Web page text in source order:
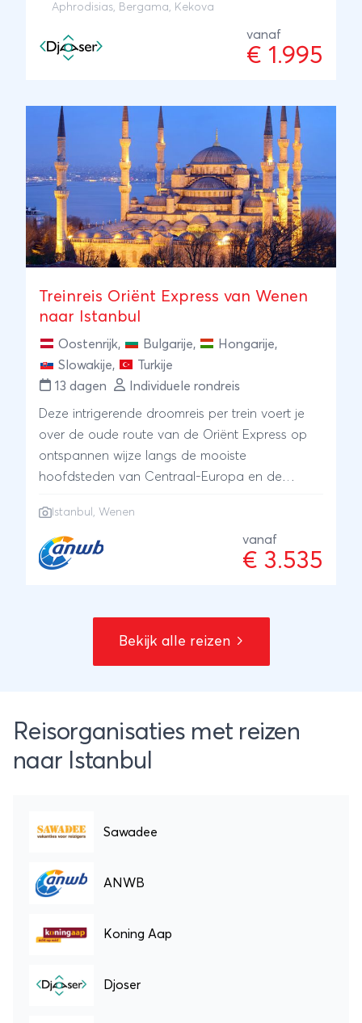
Aphrodisias, Bergama, Kekova
vanaf
€ 1.995
Treinreis Oriënt Express van Wenen
naar Istanbul
Oostenrijk, Bulgarije, Hongarije,
Slowakije,
Turkije
13 dagen
Individuele rondreis
Deze intrigerende droomreis per trein voert je
over de oude route van de Oriënt Express op
ontspannen wijze langs de mooiste
hoofdsteden van Centraal-Europa en de
hotels en meerdere excursies inbegrepen. Terug
vlieg je comfortabel met KLM.
Istanbul , Wenen
vanaf
€ 3.535
Bekijk alle reizen
Reisorganisaties met reizen
naar Istanbul
Sawadee
ANWB
Koning Aap
Djoser